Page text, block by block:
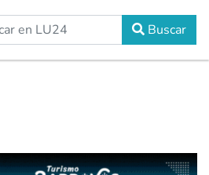
Buscar